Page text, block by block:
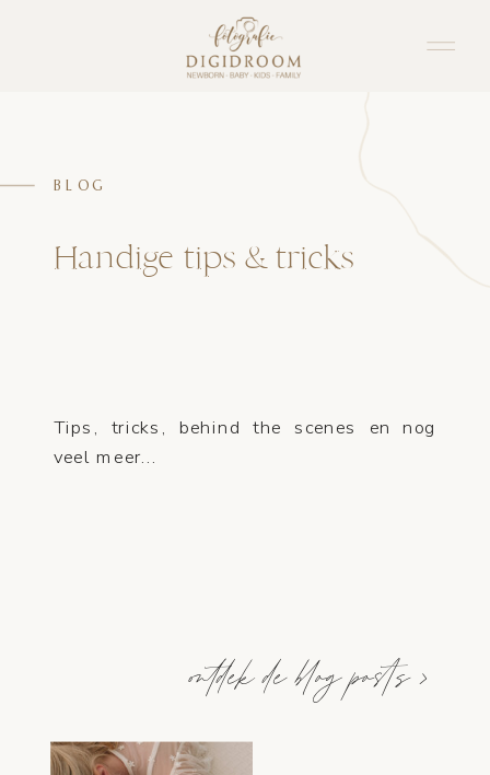
ontdek de blog posts >
Tips, tricks, behind the scenes en nog
veel meer...
Handige tips & tricks
BLOG